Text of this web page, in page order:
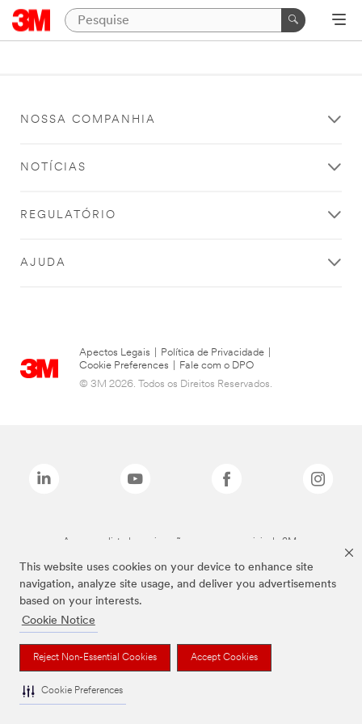
This website uses cookies on your device to enhance site
navigation, analyze site usage, and deliver you advertisements
based on your interests.
Cookie Notice
Reject Non-Essential Cookies Accept Cookies
Cookie Preferences
NOSSA COMPANHIA
NOTÍCIAS
REGULATÓRIO
AJUDA
Apectos Legais Política de Privacidade
Cookie Preferences
Fale com o DPO
© 3M 2026. Todos os Direitos Reservados.
As marcas listadas a cima são marcas comerciais da 3M.